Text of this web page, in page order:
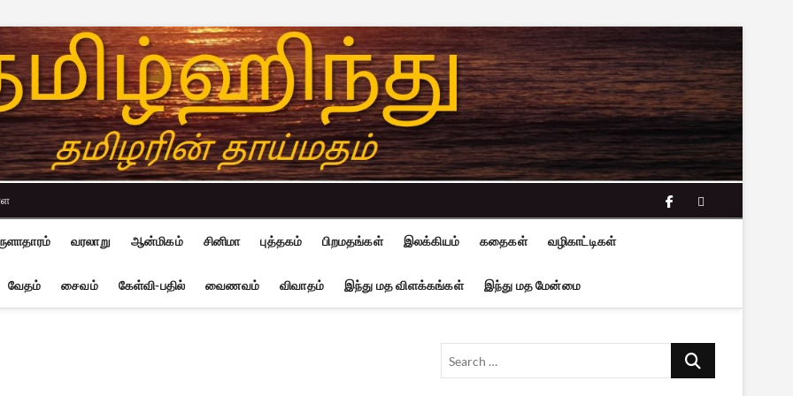
facebook
twitter
வரலாறு ஆன்மிகம் சினிமா புத்தகம் பிறமதங்கள் இலக்கியம் கதைகள் வழிகாட்டிகள்
வேதம் சைவம் கேள்வி-பதில் வைணவம் விவாதம் இந்து மத விளக்கங்கள் இந்து மத மேன்மை
Search